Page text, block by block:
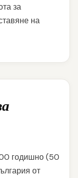
за
на
годишно (50
от